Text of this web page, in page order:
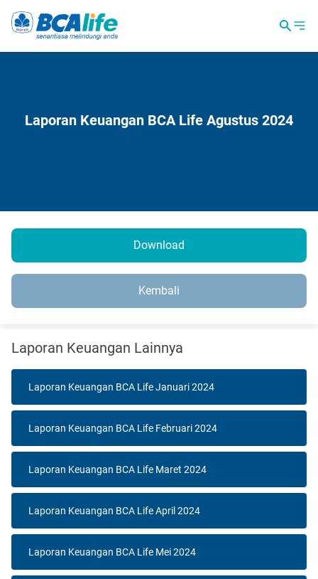
Laporan Keuangan BCA Life Agustus 2024
Download
Kembali
Laporan Keuangan Lainnya
Laporan Keuangan BCA Life Januari 2024
Laporan Keuangan BCA Life Februari 2024
Laporan Keuangan BCA Life Maret 2024
Laporan Keuangan BCA Life April 2024
Laporan Keuangan BCA Life Mei 2024